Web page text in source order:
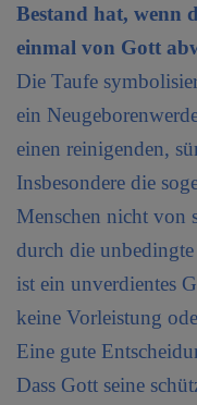
Bestand hat, wenn
einmal von Gott
Die Taufe
ein
einen reinigenden,
Insbesondere die
Menschen nicht von
durch die
ist ein unverdientes
keine Vorleistung
Eine gute
Dass Gott seine